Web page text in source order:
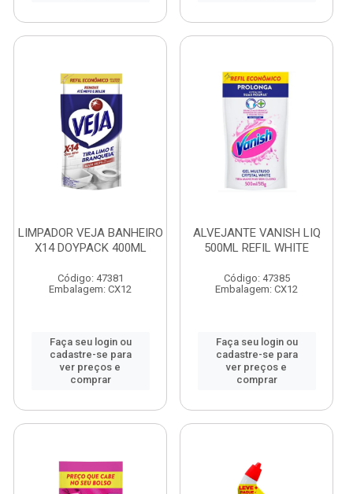
LIMPADOR VEJA BANHEIRO
X14 DOYPACK 400ML
Código: 47381
Embalagem: CX12
Faça seu login ou
cadastre-se para
ver preços e
comprar
ALVEJANTE VANISH LIQ
500ML REFIL WHITE
Código: 47385
Embalagem: CX12
Faça seu login ou
cadastre-se para
ver preços e
comprar